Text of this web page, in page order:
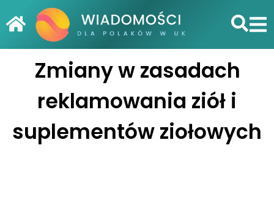
Zmiany w zasadach
reklamowania ziół i
suplementów ziołowych